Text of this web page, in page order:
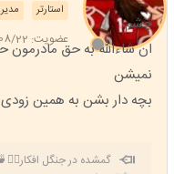
مدیر استارتر
عضویت: 1403/08/22
چشم
ان شاءالله به حق
نمیشن
بچه دار بشن به همین زودی
گمشده در جنگل